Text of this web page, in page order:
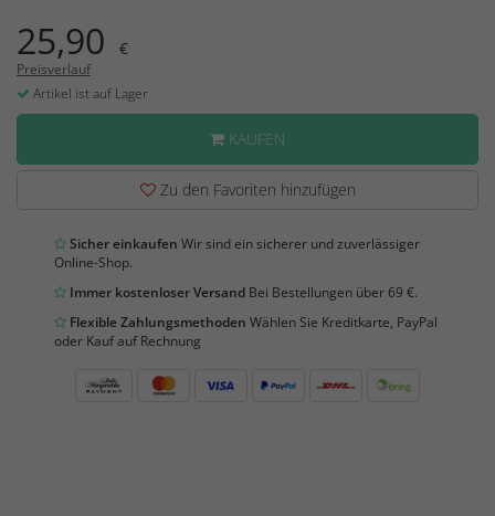
25,90 €
Preisverlauf
Artikel ist auf Lager
KAUFEN
Zu den Favoriten hinzufügen
Sicher einkaufen Wir sind ein sicherer und zuverlässiger
Online-Shop.
Immer kostenloser Versand Bei Bestellungen über 69 €.
Flexible Zahlungsmethoden Wählen Sie Kreditkarte, PayPal
oder Kauf auf Rechnung